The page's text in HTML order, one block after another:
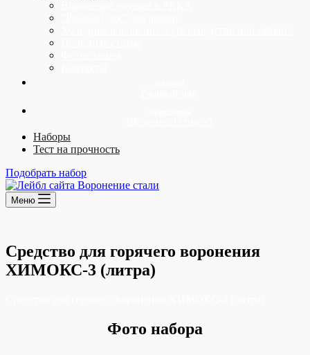
Наборы
Тест на прочность
Подобрать набор
Меню
Средство для горячего воронения
ХИМОКС-3 (литра)
Фото набора